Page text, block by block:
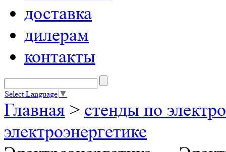
доставка
дилерам
контакты
Select Language ▼
Главная > стенды по
электроэнергетике